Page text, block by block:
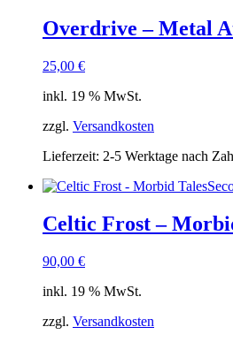
Overdrive – Metal
25,00 €
inkl. 19 % MwSt.
zzgl. Versandkosten
Lieferzeit: 2-5 Werktage nach
Celtic Frost –
90,00 €
inkl. 19 % MwSt.
zzgl. Versandkosten